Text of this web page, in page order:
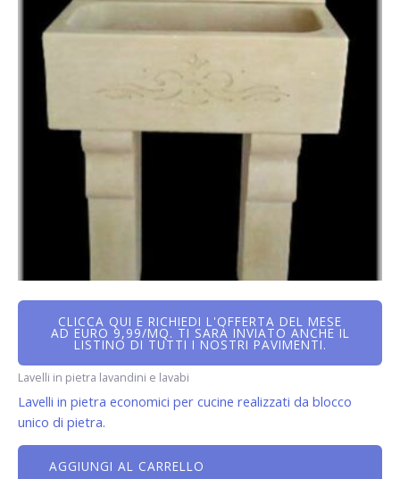
CLICCA QUI E RICHIEDI L'OFFERTA DEL MESE
AD EURO 9,99/MQ. TI SARÀ INVIATO ANCHE IL
LISTINO DI TUTTI I NOSTRI PAVIMENTI.
Lavelli in pietra lavandini e lavabi
Lavelli in pietra economici per cucine realizzati da blocco
unico di pietra.
AGGIUNGI AL CARRELLO